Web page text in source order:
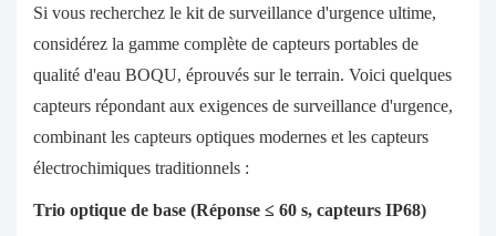
Si vous recherchez le kit de surveillance d'urgence ultime,
considérez la gamme complète de capteurs portables de
qualité d'eau BOQU, éprouvés sur le terrain. Voici quelques
capteurs répondant aux exigences de surveillance d'urgence,
combinant les capteurs optiques modernes et les capteurs
électrochimiques traditionnels :
Trio optique de base (Réponse ≤ 60 s, capteurs IP68)